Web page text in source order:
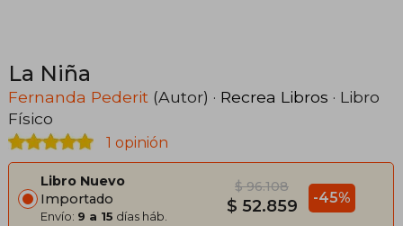
La Niña
Fernanda Pederit (Autor) · Recrea Libros · Libro
Físico
1 opinión
Libro Nuevo
Importado
Envío: 9 a 15 días háb.
$ 96.108
$ 52.859 -45%